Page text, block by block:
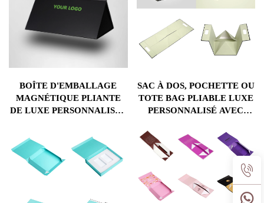
BOÎTE D'EMBALLAGE
MAGNÉTIQUE PLIANTE
DE LUXE PERSONNALISÉE
D'EMBALLAGE
PERSONNALISÉ DE
QUALITÉ SUPÉRIEURE
VENTE AU DÉTAIL AVEC
SAC À DOS, POCHETTE OU
TOTE BAG PLIABLE LUXE
PERSONNALISÉ AVEC
MAGNÉTIQUE